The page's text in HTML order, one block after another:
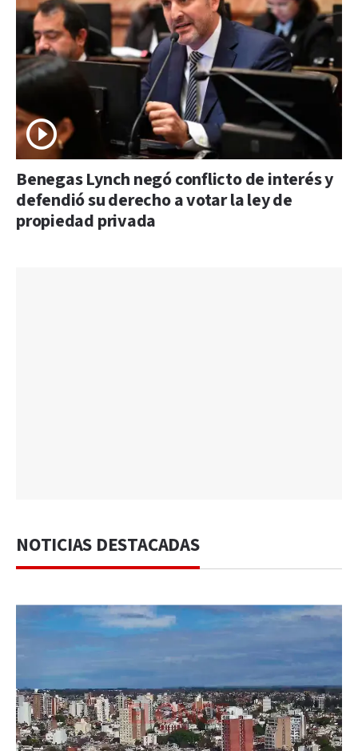
Benegas Lynch negó conflicto de interés y
defendió su derecho a votar la ley de
propiedad privada
NOTICIAS DESTACADAS